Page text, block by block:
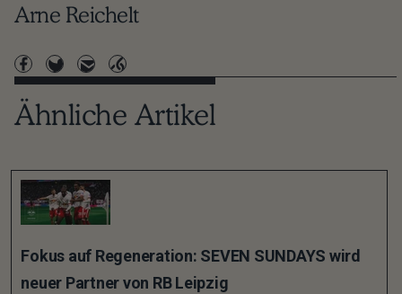
Arne Reichelt
Ähnliche Artikel
Fokus auf Regeneration: SEVEN SUNDAYS wird
neuer Partner von RB Leipzig